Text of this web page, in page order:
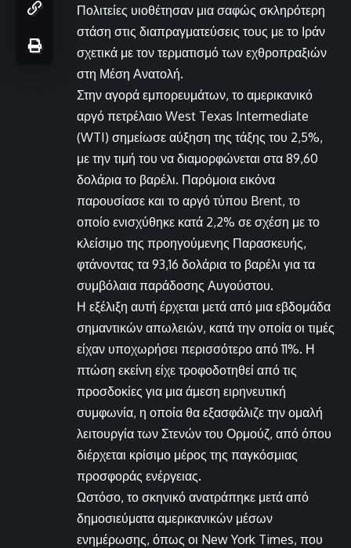
Πολιτείες υιοθέτησαν μια σαφώς σκληρότερη
στάση στις διαπραγματεύσεις τους με το Ιράν
σχετικά με τον τερματισμό των εχθροπραξιών
στη Μέση Ανατολή.
Στην αγορά εμπορευμάτων, το αμερικανικό
αργό πετρέλαιο West Texas Intermediate
(WTI) σημείωσε αύξηση της τάξης του 2,5%,
με την τιμή του να διαμορφώνεται στα 89,60
δολάρια το βαρέλι. Παρόμοια εικόνα
παρουσίασε και το αργό τύπου Brent, το
οποίο ενισχύθηκε κατά 2,2% σε σχέση με το
κλείσιμο της προηγούμενης Παρασκευής,
φτάνοντας τα 93,16 δολάρια το βαρέλι για τα
συμβόλαια παράδοσης Αυγούστου.
Η εξέλιξη αυτή έρχεται μετά από μια εβδομάδα
σημαντικών απωλειών, κατά την οποία οι τιμές
είχαν υποχωρήσει περισσότερο από 11%. Η
πτώση εκείνη είχε τροφοδοτηθεί από τις
προσδοκίες για μια άμεση ειρηνευτική
συμφωνία, η οποία θα εξασφάλιζε την ομαλή
λειτουργία των Στενών του Ορμούζ, από όπου
διέρχεται κρίσιμο μέρος της παγκόσμιας
προσφοράς ενέργειας.
Ωστόσο, το σκηνικό ανατράπηκε μετά από
δημοσιεύματα αμερικανικών μέσων
ενημέρωσης, όπως οι New York Times, που